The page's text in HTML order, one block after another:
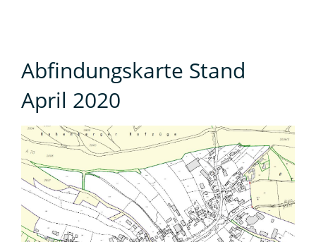
Abfindungskarte Stand
April 2020